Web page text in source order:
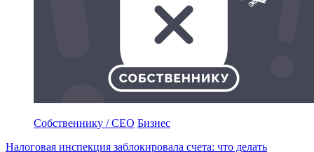
Собственнику / CEO Бизнес
Налоговая инспекция заблокировала счета: что делать